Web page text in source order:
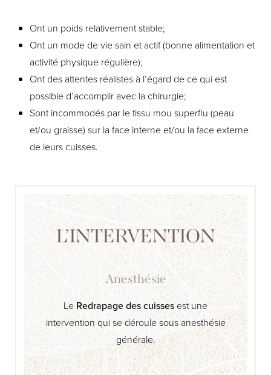
Ont un poids relativement stable;
Ont un mode de vie sain et actif (bonne alimentation et
activité physique régulière);
Ont des attentes réalistes à l’égard de ce qui est
possible d’accomplir avec la chirurgie;
Sont incommodés par le tissu mou superflu (peau
et/ou graisse) sur la face interne et/ou la face externe
de leurs cuisses.
L’INTERVENTION
Anesthésie
Le Redrapage des cuissesest une
intervention qui se déroule sous anesthésie
générale.